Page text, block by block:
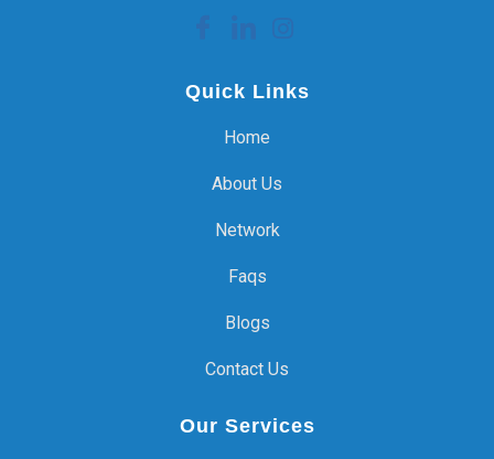
Quick Links
Home
About Us
Network
Faqs
Blogs
Contact Us
Our Services